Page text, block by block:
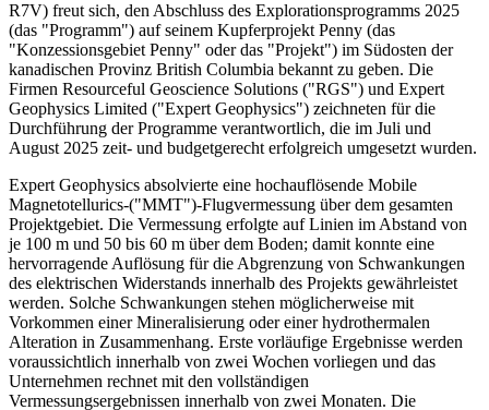
R7V) freut sich, den Abschluss des Explorationsprogramms 2025
(das "Programm") auf seinem Kupferprojekt Penny (das
"Konzessionsgebiet Penny" oder das "Projekt") im Südosten der
kanadischen Provinz British Columbia bekannt zu geben. Die
Firmen Resourceful Geoscience Solutions ("RGS") und Expert
Geophysics Limited ("Expert Geophysics") zeichneten für die
Durchführung der Programme verantwortlich, die im Juli und
August 2025 zeit- und budgetgerecht erfolgreich umgesetzt wurden.
Expert Geophysics absolvierte eine hochauflösende Mobile
Magnetotellurics-("MMT")-Flugvermessung über dem gesamten
Projektgebiet. Die Vermessung erfolgte auf Linien im Abstand von
je 100 m und 50 bis 60 m über dem Boden; damit konnte eine
hervorragende Auflösung für die Abgrenzung von Schwankungen
des elektrischen Widerstands innerhalb des Projekts gewährleistet
werden. Solche Schwankungen stehen möglicherweise mit
Vorkommen einer Mineralisierung oder einer hydrothermalen
Alteration in Zusammenhang. Erste vorläufige Ergebnisse werden
voraussichtlich innerhalb von zwei Wochen vorliegen und das
Unternehmen rechnet mit den vollständigen
Vermessungsergebnissen innerhalb von zwei Monaten. Die